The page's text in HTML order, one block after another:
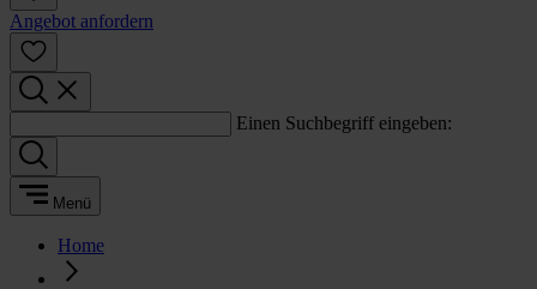
Angebot anfordern
Einen Suchbegriff eingeben:
Menü
Home